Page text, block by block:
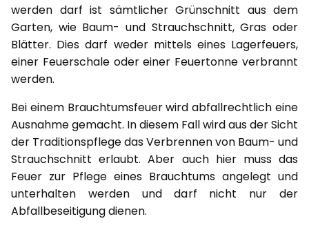
werden darf ist sämtlicher Grünschnitt aus dem
Garten, wie Baum- und Strauchschnitt, Gras oder
Blätter. Dies darf weder mittels eines Lagerfeuers,
einer Feuerschale oder einer Feuertonne verbrannt
werden.
Bei einem Brauchtumsfeuer wird abfallrechtlich eine
Ausnahme gemacht. In diesem Fall wird aus der Sicht
der Traditionspflege das Verbrennen von Baum- und
Strauchschnitt erlaubt. Aber auch hier muss das
Feuer zur Pflege eines Brauchtums angelegt und
unterhalten werden und darf nicht nur der
Abfallbeseitigung dienen.